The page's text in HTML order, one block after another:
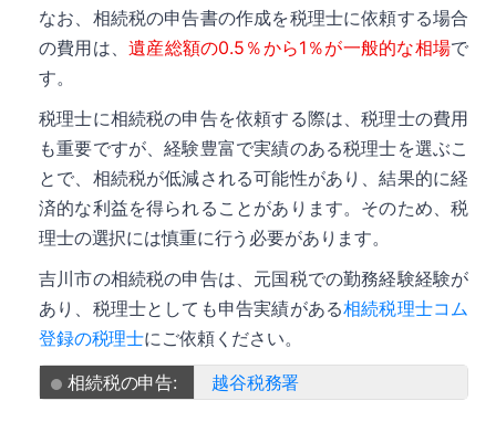
なお、相続税の申告書の作成を税理士に依頼する場合
の費用は、遺産総額の0.5％から1％が一般的な相場で
す。
税理士に相続税の申告を依頼する際は、税理士の費用
も重要ですが、経験豊富で実績のある税理士を選ぶこ
とで、相続税が低減される可能性があり、結果的に経
済的な利益を得られることがあります。そのため、税
理士の選択には慎重に行う必要があります。
吉川市の相続税の申告は、元国税での勤務経験経験が
あり、税理士としても申告実績がある相続税理士コム
登録の税理士にご依頼ください。
相続税の申告:
越谷税務署